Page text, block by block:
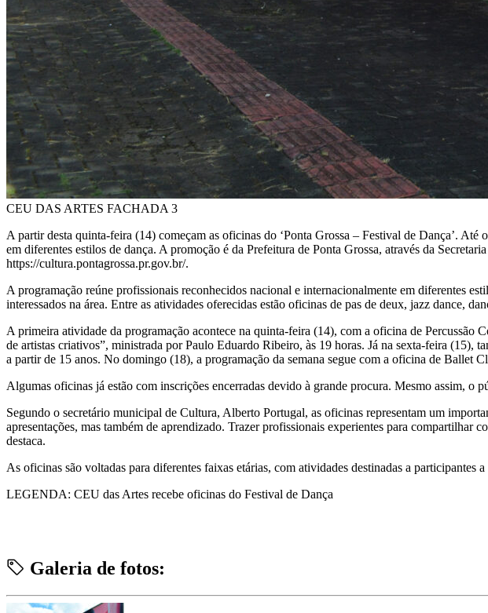
CEU DAS ARTES FACHADA 3
A partir desta quinta-feira (14) começam as oficinas do ‘Ponta Grossa – Festival de Dança’.
em diferentes estilos de dança. A promoção é da Prefeitura de Ponta Grossa, através da
https://cultura.pontagrossa.pr.gov.br/.
A programação reúne profissionais reconhecidos nacional e internacionalmente em diferentes
interessados na área. Entre as atividades oferecidas estão oficinas de pas de deux, jazz dance,
A primeira atividade da programação acontece na quinta-feira (14), com a oficina de
de artistas criativos”, ministrada por Paulo Eduardo Ribeiro, às 19 horas. Já na sexta-feira (15),
a partir de 15 anos. No domingo (18), a programação da semana segue com a oficina de Ballet
Algumas oficinas já estão com inscrições encerradas devido à grande procura. Mesmo assim, o
Segundo o secretário municipal de Cultura, Alberto Portugal, as oficinas representam um
apresentações, mas também de aprendizado. Trazer profissionais experientes para
destaca.
As oficinas são voltadas para diferentes faixas etárias, com atividades destinadas a participantes
LEGENDA: CEU das Artes recebe oficinas do Festival de Dança
Galeria de fotos: